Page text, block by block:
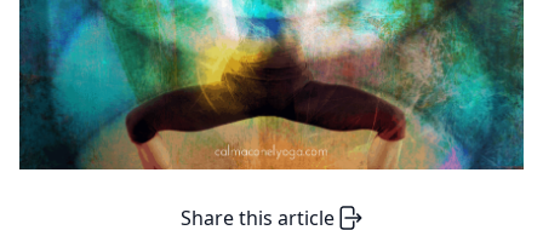
Share this article